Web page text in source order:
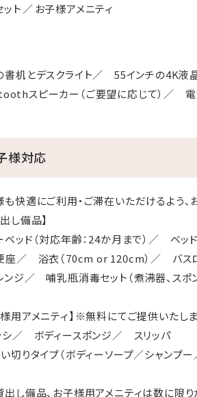
ト
お子様アメニティ
書机とデスクライト／ 55インチの4K液
スピーカー（ご要望に応じて）／
様対応
も快適にご利用・ご滞在いただけるよう、
し備品】
ベッド（対応年齢：24か月まで）／ ベ
座／ 浴衣（70cm or 120cm）／ バス
ンジ／ 哺乳瓶消毒セット（煮沸器、ス
様用アメニティ】※無料にてご提供いたしま
シ／ ボディースポンジ／ スリッパ
切りタイプ（ボディーソープ／シャンプー
し備品、お子様用アメニティは数に限り